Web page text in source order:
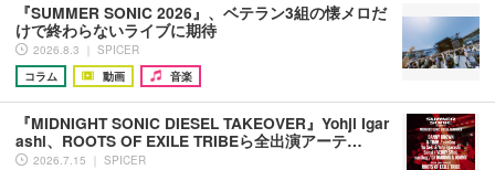
『SUMMER SONIC 2026』、ベテラン3組の懐メロだ
けで終わらないライブに期待
2026.8.3 ｜ SPICER
コラム
動画 音楽
『MIDNIGHT SONIC DIESEL TAKEOVER』Yohji Igar
ashi、ROOTS OF EXILE TRIBEら全出演アーテ…
2026.7.15 ｜ SPICER